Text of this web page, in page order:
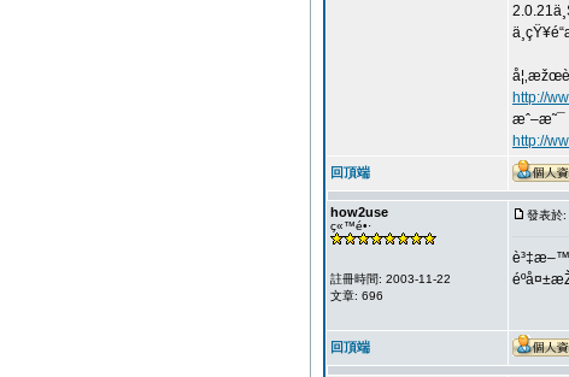
http://
æˆ–æ˜¯
http://
回頂端
how2use
ç«™é•·
註冊時間: 2003-11-22
文章: 696
發表於
回頂端